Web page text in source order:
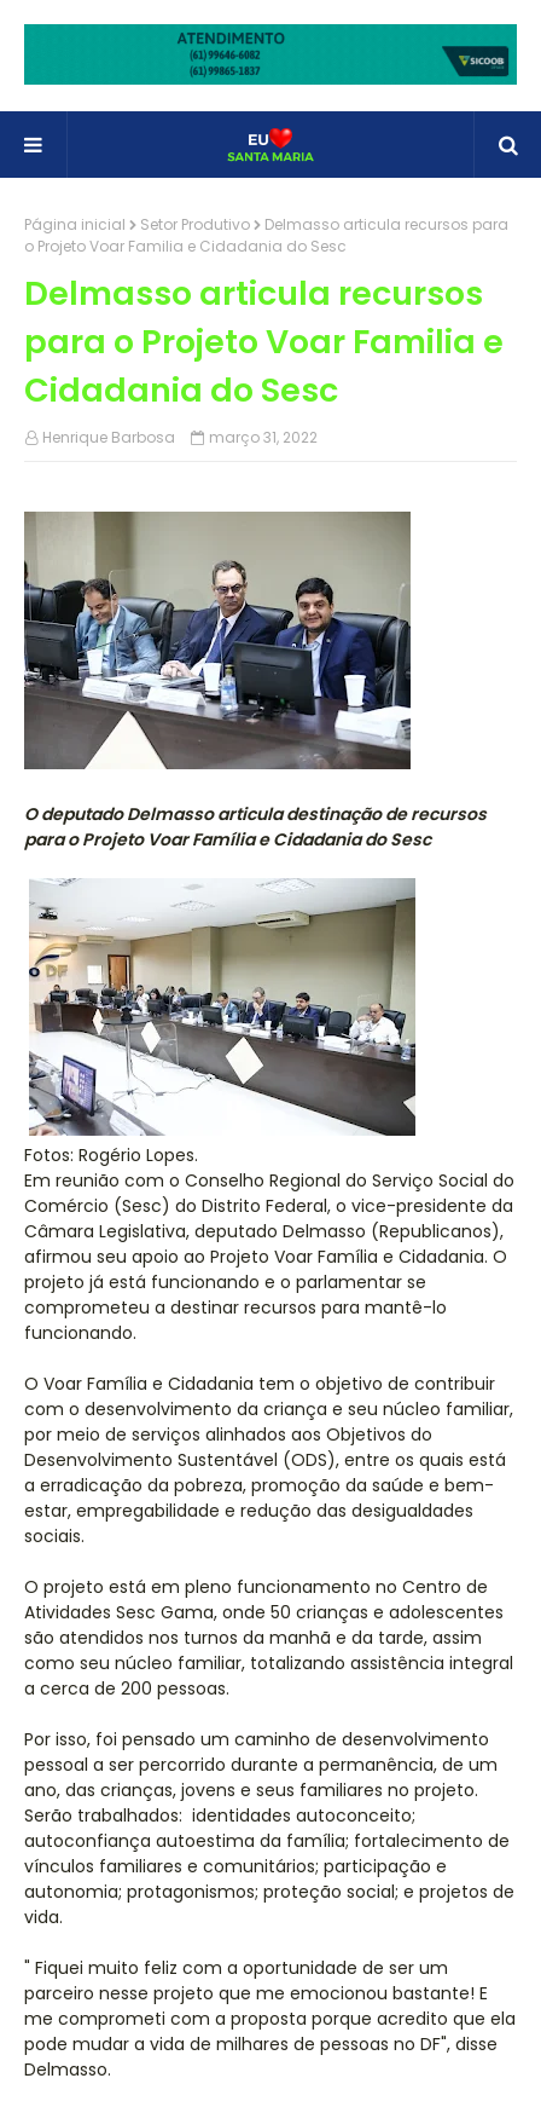
Página inicial Setor Produtivo
Delmasso articula recursos para
o Projeto Voar Familia e Cidadania do Sesc
Delmasso articula recursos
para o Projeto Voar Familia e
Cidadania do Sesc
Henrique Barbosa março 31, 2022
O deputado Delmasso articula destinação de recursos
para o Projeto Voar Família e Cidadania do Sesc
Fotos: Rogério Lopes.
Em reunião com o Conselho Regional do Serviço Social do
Comércio (Sesc) do Distrito Federal, o vice-presidente da
Câmara Legislativa, deputado Delmasso (Republicanos),
afirmou seu apoio ao Projeto Voar Família e Cidadania. O
projeto já está funcionando e o parlamentar se
comprometeu a destinar recursos para mantê-lo
funcionando.
O Voar Família e Cidadania tem o objetivo de contribuir
com o desenvolvimento da criança e seu núcleo familiar,
por meio de serviços alinhados aos Objetivos do
Desenvolvimento Sustentável (ODS), entre os quais está
a erradicação da pobreza, promoção da saúde e bem-
estar, empregabilidade e redução das desigualdades
sociais.
O projeto está em pleno funcionamento no Centro de
Atividades Sesc Gama, onde 50 crianças e adolescentes
são atendidos nos turnos da manhã e da tarde, assim
como seu núcleo familiar, totalizando assistência integral
a cerca de 200 pessoas.
Por isso, foi pensado um caminho de desenvolvimento
pessoal a ser percorrido durante a permanência, de um
ano, das crianças, jovens e seus familiares no projeto.
Serão trabalhados: identidades autoconceito;
autoconfiança autoestima da família; fortalecimento de
vínculos familiares e comunitários; participação e
autonomia; protagonismos; proteção social; e projetos de
vida.
" Fiquei muito feliz com a oportunidade de ser um
parceiro nesse projeto que me emocionou bastante! E
me comprometi com a proposta porque acredito que ela
pode mudar a vida de milhares de pessoas no DF", disse
Delmasso.